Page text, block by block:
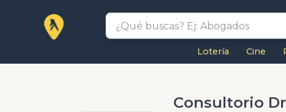
Lotería Cine
Consultorio